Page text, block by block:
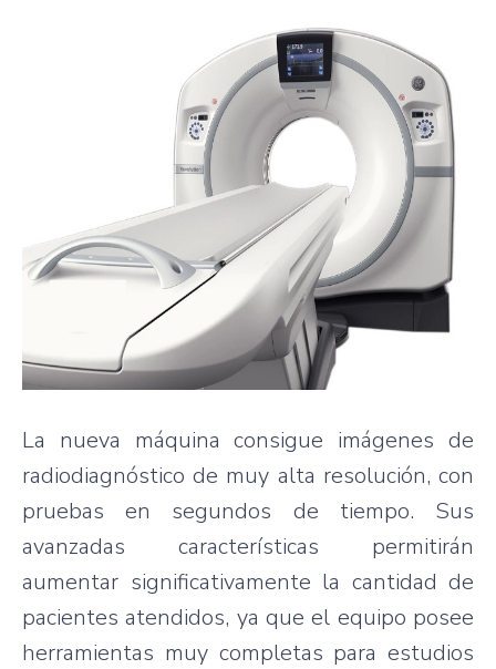
La nueva máquina consigue imágenes de
radiodiagnóstico de muy alta resolución, con
pruebas en segundos de tiempo. Sus
avanzadas características permitirán
aumentar significativamente la cantidad de
pacientes atendidos, ya que el equipo posee
herramientas muy completas para estudios